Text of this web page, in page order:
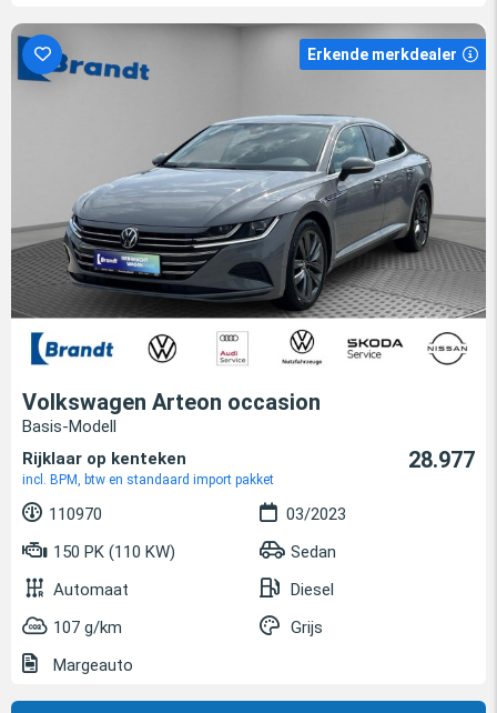
Erkende merkdealer
Volkswagen Arteon occasion
Basis-Modell
Rijklaar op kenteken
incl. BPM, btw en standaard import pakket
28.977
110970
03/2023
150 PK (110 KW)
Sedan
Automaat
Diesel
107 g/km
Grijs
Margeauto